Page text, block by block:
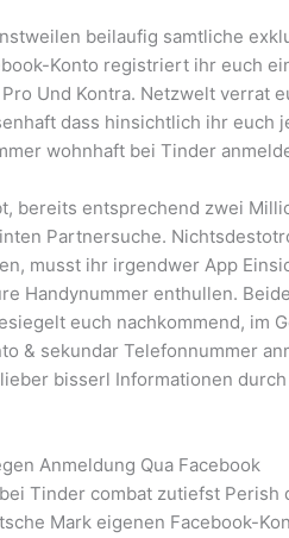
beilaufig samtliche
Konto registriert ihr euch
Und Kontra. Netzwelt verrat
dass hinsichtlich ihr euch
wohnhaft bei Tinder
bereits entsprechend zwei
Partnersuche.
musst ihr irgendwer App
Handynummer enthullen.
euch nachkommend, im
& sekundar Telefonnummer
bisserl Informationen
Anmeldung Qua Facebook
Tinder combat zutiefst Perish
Mark eigenen Facebook-